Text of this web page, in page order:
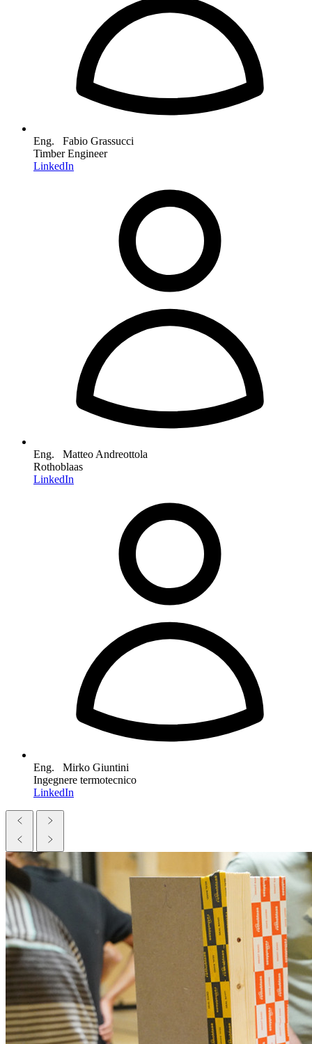
Eng. Fabio Grassucci
Timber Engineer
LinkedIn
Eng. Matteo Andreottola
Rothoblaas
LinkedIn
Eng. Mirko Giuntini
Ingegnere termotecnico
LinkedIn